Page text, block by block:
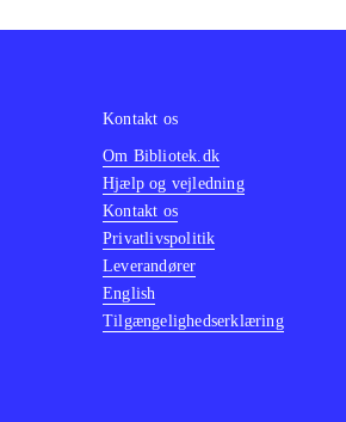
Kontakt os
Om Bibliotek.dk
Hjælp og vejledning
Kontakt os
Privatlivspolitik
Leverandører
English
Tilgængelighedserklæring